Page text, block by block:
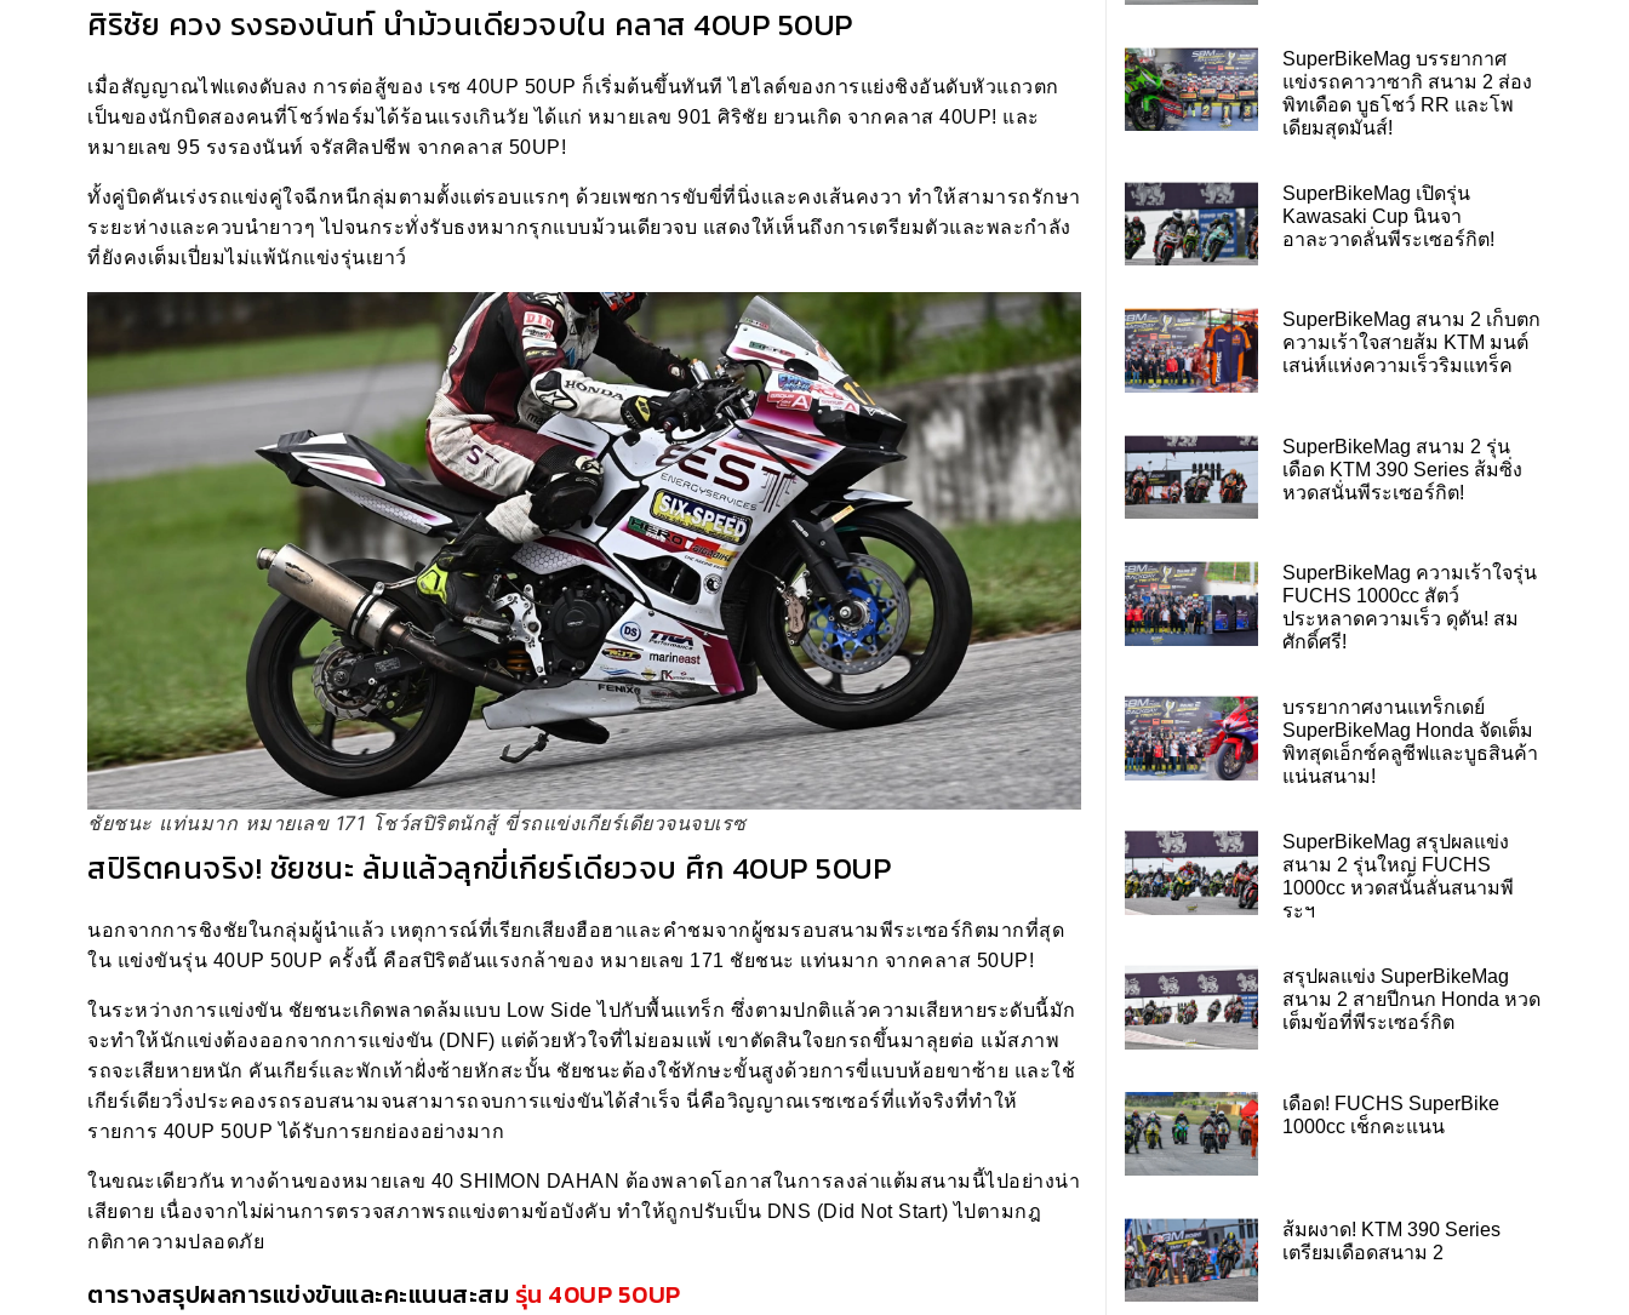
ศิริชัย ควง รงรองนันท์ นำม้วนเดียวจบใน คลาส 40UP 50UP
เมื่อสัญญาณไฟแดงดับลง การต่อสู้ของ เรซ 40UP 50UP ก็เริ่มต้นขึ้นทันที ไฮไลต์ของการแย่งชิงอันดับหัวแถวตก
เป็นของนักบิดสองคนที่โชว์ฟอร์มได้ร้อนแรงเกินวัย ได้แก่ หมายเลข 901 ศิริชัย ยวนเกิด จากคลาส 40UP! และ
หมายเลข 95 รงรองนันท์ จรัสศิลปชีพ จากคลาส 50UP!
ทั้งคู่บิดคันเร่งรถแข่งคู่ใจฉีกหนีกลุ่มตามตั้งแต่รอบแรกๆ ด้วยเพซการขับขี่ที่นิ่งและคงเส้นคงวา ทำให้สามารถรักษา
ระยะห่างและควบนำยาวๆ ไปจนกระทั่งรับธงหมากรุกแบบม้วนเดียวจบ แสดงให้เห็นถึงการเตรียมตัวและพละกำลัง
ที่ยังคงเต็มเปี่ยมไม่แพ้นักแข่งรุ่นเยาว์
ชัยชนะ แท่นมาก หมายเลข 171 โชว์สปิริตนักสู้ ขี่รถแข่งเกียร์เดียวจนจบเรซ
สปิริตคนจริง! ชัยชนะ ล้มแล้วลุกขี่เกียร์เดียวจบ ศึก 40UP 50UP
นอกจากการชิงชัยในกลุ่มผู้นำแล้ว เหตุการณ์ที่เรียกเสียงฮือฮาและคำชมจากผู้ชมรอบสนามพีระเซอร์กิตมากที่สุด
ใน แข่งขันรุ่น 40UP 50UP ครั้งนี้ คือสปิริตอันแรงกล้าของ หมายเลข 171 ชัยชนะ แท่นมาก จากคลาส 50UP!
ในระหว่างการแข่งขัน ชัยชนะเกิดพลาดล้มแบบ Low Side ไปกับพื้นแทร็ก ซึ่งตามปกติแล้วความเสียหายระดับนี้มัก
จะทำให้นักแข่งต้องออกจากการแข่งขัน (DNF) แต่ด้วยหัวใจที่ไม่ยอมแพ้ เขาตัดสินใจยกรถขึ้นมาลุยต่อ แม้สภาพ
รถจะเสียหายหนัก คันเกียร์และพักเท้าฝั่งซ้ายหักสะบั้น ชัยชนะต้องใช้ทักษะขั้นสูงด้วยการขี่แบบห้อยขาซ้าย และใช้
เกียร์เดียววิ่งประคองรถรอบสนามจนสามารถจบการแข่งขันได้สำเร็จ นี่คือวิญญาณเรซเซอร์ที่แท้จริงที่ทำให้
รายการ 40UP 50UP ได้รับการยกย่องอย่างมาก
ในขณะเดียวกัน ทางด้านของหมายเลข 40 SHIMON DAHAN ต้องพลาดโอกาสในการลงล่าแต้มสนามนี้ไปอย่างน่า
เสียดาย เนื่องจากไม่ผ่านการตรวจสภาพรถแข่งตามข้อบังคับ ทำให้ถูกปรับเป็น DNS (Did Not Start) ไปตามกฎ
กติกาความปลอดภัย
ตารางสรุปผลการแข่งขันและคะแนนสะสม รุ่น 40UP 50UP
SuperBikeMag บรรยากาศ
แข่งรถคาวาซากิ สนาม 2 ส่อง
พิทเดือด บูธโชว์ RR และโพ
เดียมสุดมันส์!
SuperBikeMag เปิดรุ่น
Kawasaki Cup นินจา
อาละวาดลั่นพีระเซอร์กิต!
SuperBikeMag สนาม 2 เก็บตก
ความเร้าใจสายส้ม KTM มนต์
เสน่ห์แห่งความเร็วริมแทร็ค
SuperBikeMag สนาม 2 รุ่น
เดือด KTM 390 Series ส้มซิ่ง
หวดสนั่นพีระเซอร์กิต!
SuperBikeMag ความเร้าใจรุ่น
FUCHS 1000cc สัตว์
ประหลาดความเร็ว ดุดัน! สม
ศักดิ์ศรี!
บรรยากาศงานแทร็กเดย์
SuperBikeMag Honda จัดเต็ม
พิทสุดเอ็กซ์คลูซีฟและบูธสินค้า
แน่นสนาม!
SuperBikeMag สรุปผลแข่ง
สนาม 2 รุ่นใหญ่ FUCHS
1000cc หวดสนั่นลั่นสนามพี
ระฯ
สรุปผลแข่ง SuperBikeMag
สนาม 2 สายปีกนก Honda หวด
เต็มข้อที่พีระเซอร์กิต
เดือด! FUCHS SuperBike
1000cc เช็กคะแนน
ส้มผงาด! KTM 390 Series
เตรียมเดือดสนาม 2